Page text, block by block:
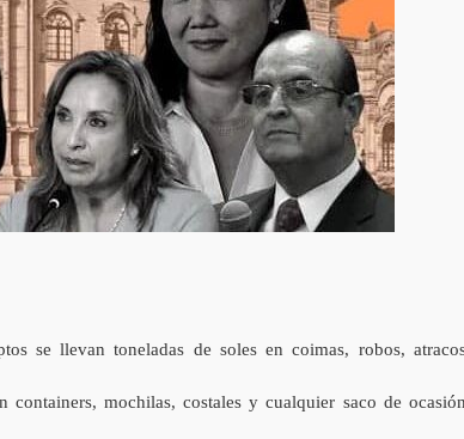
se llevan toneladas de soles en coimas, robos,
mochilas, costales y cualquier saco de